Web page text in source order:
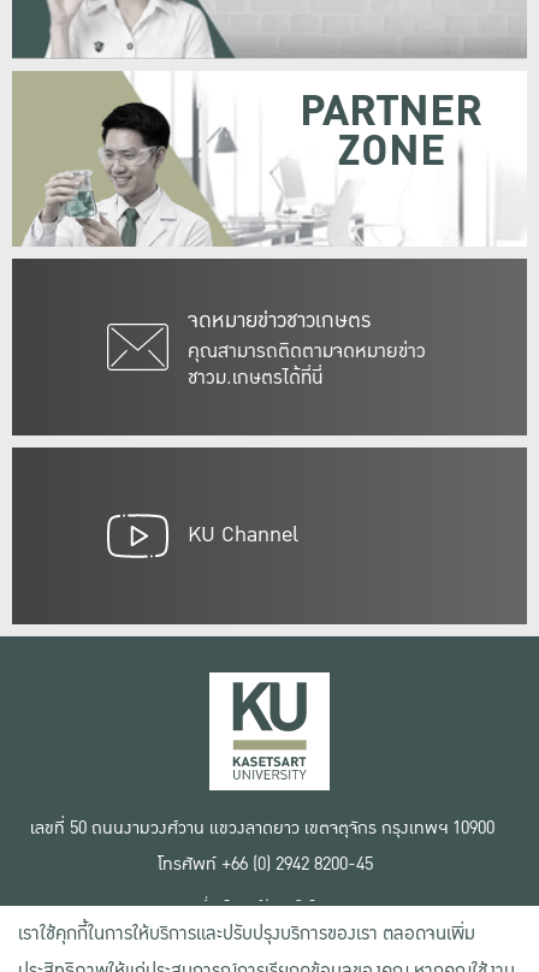
จดหมายข่าวชาวเกษตร
คุณสามารถติดตามจดหมายข่าว
ชาวม.เกษตรได้ที่นี่
PARTNER
ZONE
KU Channel
เลขที่ 50 ถนนงามวงศ์วาน แขวงลาดยาว เขตจตุจักร กรุงเทพฯ 10900
โทรศัพท์ +66 (0) 2942 8200-45
เงื่อนไขการใช้งานเว็บไซต์
ข้อตกลงด้านสิทธิ์ใช้งาน
นโยบายความเป็นส่วนตัว
เราใช้คุกกี้ในการให้บริการและปรับปรุงบริการของเรา ตลอดจนเพิ่ม